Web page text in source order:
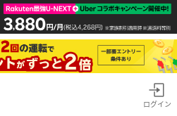
ログイン